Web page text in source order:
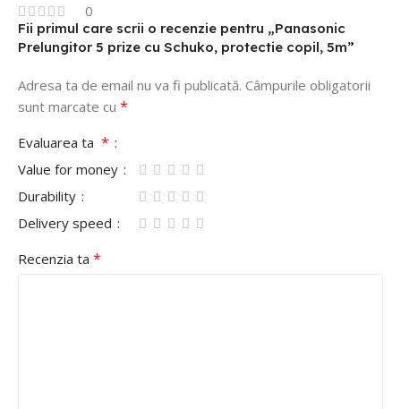
0
Fii primul care scrii o recenzie pentru „Panasonic
Prelungitor 5 prize cu Schuko, protectie copil, 5m”
Adresa ta de email nu va fi publicată. Câmpurile obligatorii
sunt marcate cu *
Evaluarea ta *
Value for money
Durability
Delivery speed
Recenzia ta *